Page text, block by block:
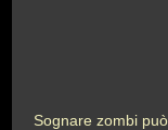
Sognare zombi